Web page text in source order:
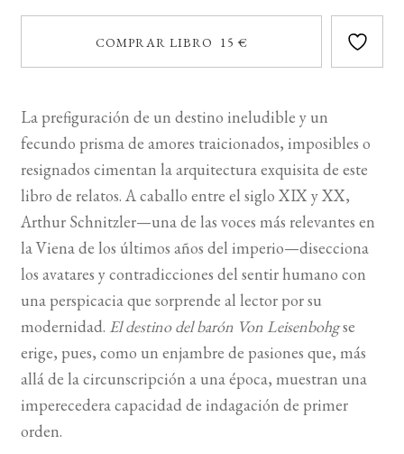
COMPRAR LIBRO 15 €
La prefiguración de un destino ineludible y un
fecundo prisma de amores traicionados, imposibles o
resignados cimentan la arquitectura exquisita de este
libro de relatos. A caballo entre el siglo XIX y XX,
Arthur Schnitzler—una de las voces más relevantes en
la Viena de los últimos años del imperio—disecciona
los avatares y contradicciones del sentir humano con
una perspicacia que sorprende al lector por su
modernidad. El destino del barón Von Leisenbohgse
erige, pues, como un enjambre de pasiones que, más
allá de la circunscripción a una época, muestran una
imperecedera capacidad de indagación de primer
orden.